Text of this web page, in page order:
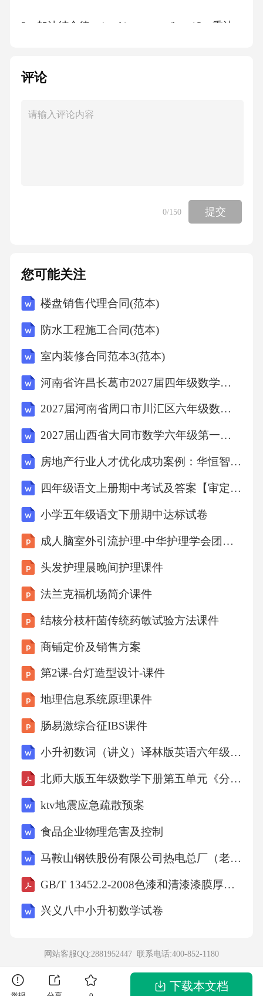
2．加法结合律：(a＋b)＋c＝a＋(b＋c)3．乘法
＋a5．乘法分配律：(a＋b18一、常见乘法计
算：25×4＝100125×8＝1000二、加法交换律简
＝488+100＝198＝588四、乘法交换律简算例
子：五、乘法结合律简算例子：25×56×499×125
×8＝25×4×56＝99×（125×8）＝100×56＝99×100
法分配律简算例子：（1）分解式（2）合并式
25×（40+4）135×12—135×2＝25×40+25×4＝135
六、乘法分配律简算例子：20
6．连减：a-b-c＝a-(b＋c)简便运算例子：528-65
便运算例子：
3200÷25÷4
21连续减法简便运算例子：528—65—35528—8
9—128528—（150+128）=528—（65+35）=528
—128—89=528—128—150=528—100=400—89=
子：
3200÷25÷4=3200÷（25×4）=3200÷100=32连续
256—58+44250÷8×4
=256+44—58=250×4÷8
=300—58
=1000÷8
评论
0/150 提交
您可能关注
楼盘销售代理合同(范本)
防水工程施工合同(范本)
室内装修合同范本3(范本)
河南省许昌长葛市2027届四年级数学第一学期期末监测模拟试题含解析
2027届河南省周口市川汇区六年级数学第一学期期末达标检测试题含解析
2027届山西省大同市数学六年级第一学期期末质量跟踪监视模拟试题含解析
房地产行业人才优化成功案例：华恒智信破解薪酬竞争力不足
四年级语文上册期中考试及答案【审定版】
小学五年级语文下册期中达标试卷
成人脑室外引流护理-中华护理学会团体标准（2026版）深度解读
头发护理晨晚间护理课件
法兰克福机场简介课件
结核分枝杆菌传统药敏试验方法课件
商铺定价及销售方案
第2课-台灯造型设计-课件
地理信息系统原理课件
肠易激综合征IBS课件
小升初数词（讲义）译林版英语六年级下册
北师大版五年级数学下册第五单元《分数除法》单元测试卷（含答案）
ktv地震应急疏散预案
食品企业物理危害及控制
马鞍山钢铁股份有限公司热电总厂（老区）煤粉锅炉掺烧工业污泥改造项目环境影响报告书
GB/T 13452.2-2008色漆和清漆漆膜厚度的测定
兴义八中小升初数学试卷
网站客服QQ:2881952447 联系电话:400-852-1180
下载本文档